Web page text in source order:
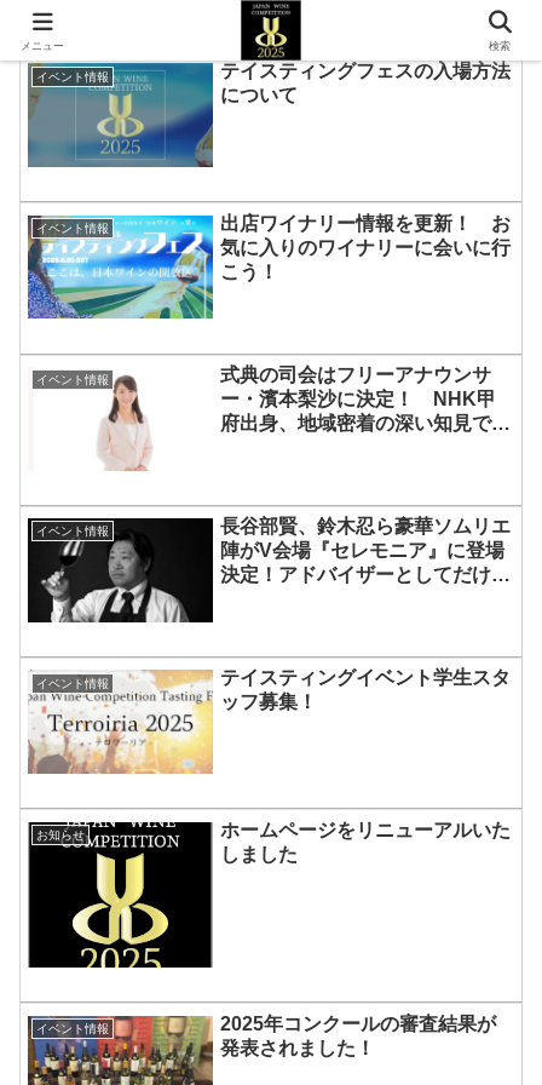
イベント情報
テイスティングフェスの入場方法
について
イベント情報
出店ワイナリー情報を更新！ お
気に入りのワイナリーに会いに行
こう！
イベント情報
式典の司会はフリーアナウンサ
ー・濱本梨沙に決定！ NHK甲
府出身、地域密着の深い知見でV
イベント情報
長谷部賢、鈴木忍ら豪華ソムリエ
陣がV会場『セレモニア』に登場
決定！アドバイザーとしてだけで
イベント情報
テイスティングイベント学生スタ
ッフ募集！
お知らせ
ホームページをリニューアルいた
しました
イベント情報
2025年コンクールの審査結果が
発表されました！
メニュー 検索